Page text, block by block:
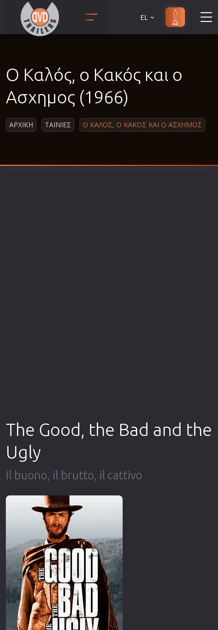
Αισθηματικές
Αισθησιακές
Αστυνομικές
Β' Παγκόσμιος Πόλεμος
Δραματικές
EL
Ο Καλός, ο Κακός και ο
Ασχημος (1966)
ΑΡΧΙΚΗ ΤΑΙΝΙΕΣ Ο ΚΑΛΟΣ, Ο ΚΑΚΟΣ ΚΑΙ Ο ΑΣΧΗΜΟΣ
The Good, the Bad and the
Ugly
Il buono, il brutto, il cattivo